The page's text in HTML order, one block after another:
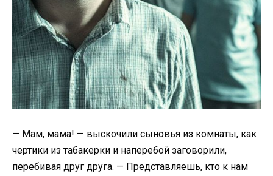
— Мам, мама! — выскочили сыновья из комнаты, как
чертики из табакерки и наперебой заговорили,
перебивая друг друга. — Представляешь, кто к нам